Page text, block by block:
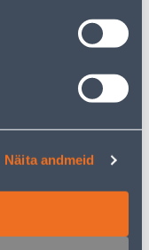
Näita andmeid
SÜV 2-NE IP44